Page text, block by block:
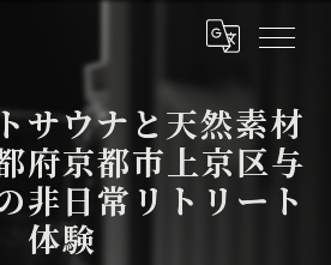
サウナと天然素材
府京都市上京区与
非日常リトリート
体験